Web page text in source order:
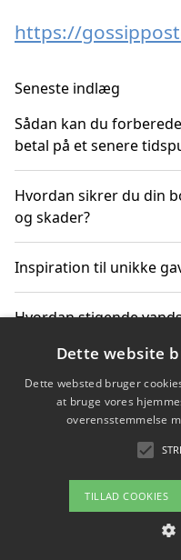
https://
Seneste indlæg
Sådan kan du
betal på et senere
Hvordan sikrer du din
og skader?
Inspiration til unikke
Hvordan stigende
Sådan vælger du de
vandreture i Danmark
Copyright
Om / kontakt
Dette website
Dette websted bruger
at bruge vores
overensstemmelse
TILLAD COOKIES